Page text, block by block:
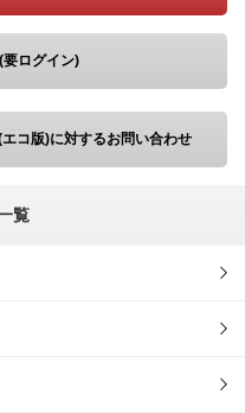
ログイン)
コ版)に対するお問い合わせ
覧